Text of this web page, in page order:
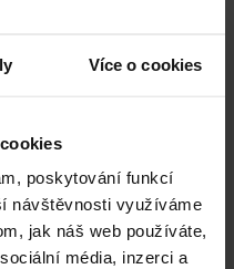
Více o cookies
poskytování funkcí
návštěvnosti využíváme
jak náš web používáte,
média, inzerci a